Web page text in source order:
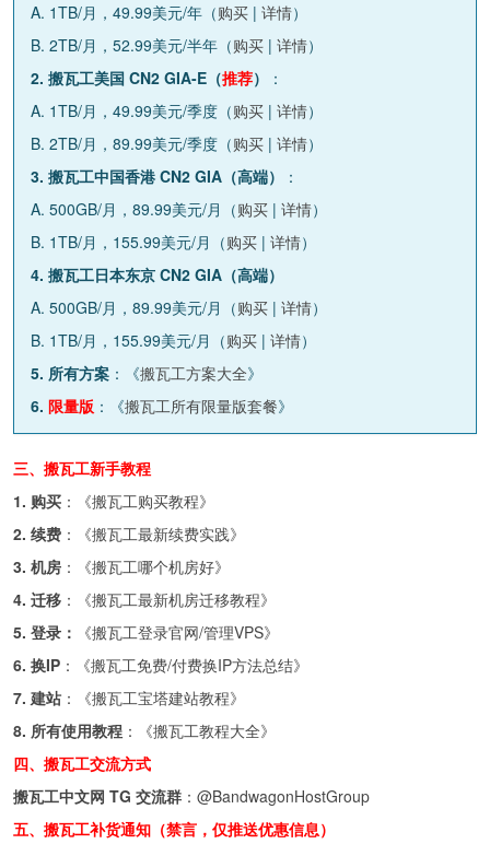
A. 1TB/月，49.99美元/年（购买 | 详情）
B. 2TB/月，52.99美元/半年（购买 | 详情）
2. 搬瓦工美国 CN2 GIA-E（推荐）
：
A. 1TB/月，49.99美元/季度（购买 | 详情）
B. 2TB/月，89.99美元/季度（购买 | 详情）
3. 搬瓦工中国香港 CN2 GIA（高端）
：
A. 500GB/月，89.99美元/月（购买 | 详情）
B. 1TB/月，155.99美元/月（购买 | 详情）
4. 搬瓦工日本东京 CN2 GIA（高端）
A. 500GB/月，89.99美元/月（购买 | 详情）
B. 1TB/月，155.99美元/月（购买 | 详情）
5. 所有方案 ：《搬瓦工方案大全》
6. 限量版 ：《搬瓦工所有限量版套餐》
三、搬瓦工新手教程
1. 购买 ：《搬瓦工购买教程》
2. 续费 ：《搬瓦工最新续费实践》
3. 机房 ：《搬瓦工哪个机房好》
4. 迁移 ：《搬瓦工最新机房迁移教程》
5. 登录：
《搬瓦工登录官网/管理VPS》
6. 换IP ：《搬瓦工免费/付费换IP方法总结》
7. 建站 ：《搬瓦工宝塔建站教程》
8. 所有使用教程 ：《搬瓦工教程大全》
四、搬瓦工交流方式
搬瓦工中文网 TG 交流群 ： @BandwagonHostGroup
五、搬瓦工补货通知（禁言，仅推送优惠信息）